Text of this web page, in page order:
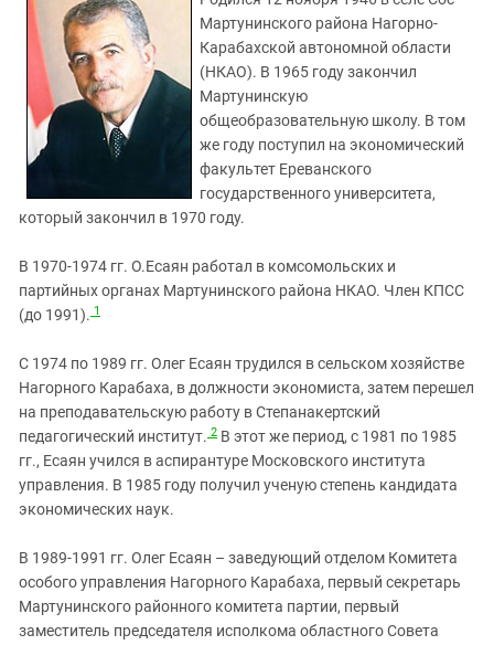
ЗАСТАВЛЯЕТ
КАВКАЗ ЗА ПАЛЕСТИНУ
МОБИЛИЗАЦИЯ И ПРОТЕСТЫ
Дагестан
Ингушетия
Кабардино-Балкария
Калмыкия
Карачаево-Черкесия
Нагорный Карабах
Российская Федерация
Ростовская область
Северная Осетия - Алания
СКФО
Ставропольский край
Чечня
Южная Осетия
Южный Кавказ
Мартунинского района Нагорно-
Карабахской автономной области
(НКАО). В 1965 году закончил
Мартунинскую
общеобразовательную школу. В том
же году поступил на экономический
факультет Ереванского
государственного университета,
который закончил в 1970 году.
В 1970-1974 гг. О.Есаян работал в комсомольских и
партийных органах Мартунинского района НКАО. Член КПСС
(до 1991). 1
С 1974 по 1989 гг. Олег Есаян трудился в сельском хозяйстве
Нагорного Карабаха, в должности экономиста, затем перешел
на преподавательскую работу в Степанакертский
педагогический институт. 2 В этот же период, с 1981 по 1985
гг., Есаян учился в аспирантуре Московского института
управления. В 1985 году получил ученую степень кандидата
экономических наук.
В 1989-1991 гг. Олег Есаян – заведующий отделом Комитета
особого управления Нагорного Карабаха, первый секретарь
Мартунинского районного комитета партии, первый
заместитель председателя исполкома областного Совета